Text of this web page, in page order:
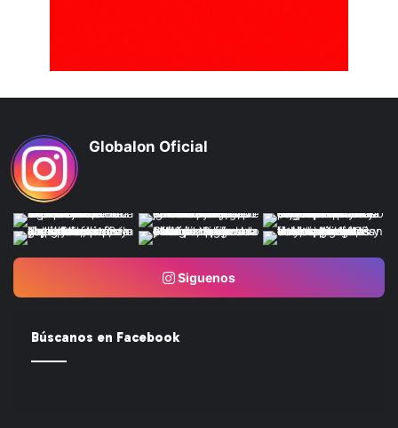
Globalon Oficial
Siguenos
Búscanos en Facebook